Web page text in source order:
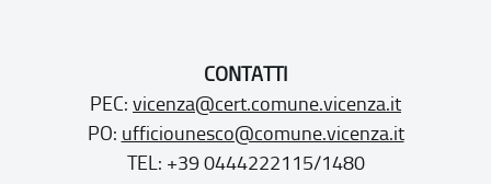
CONTATTI
PEC: vicenza@cert.comune.vicenza.it
PO: ufficiounesco@comune.vicenza.it
TEL: +39 0444222115/1480